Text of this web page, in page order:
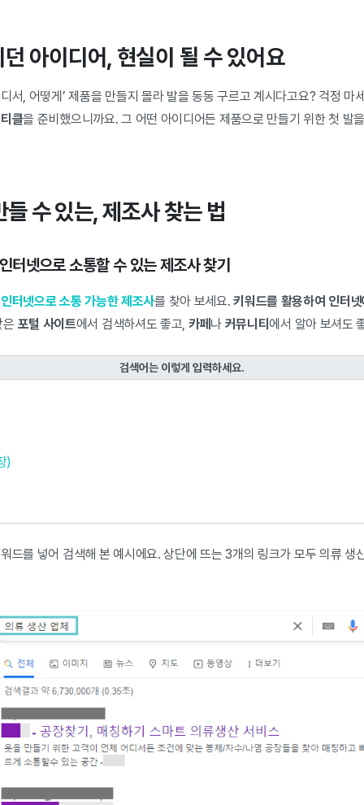
아이디어, 현실이 될 수 있어요
서, 어떻게’ 제품을 만들지 몰라 발을 동동 구르고 계시다고요? 걱정 마
클을 준비했으니까요. 그 어떤 아이디어든 제품으로 만들기 위한 첫 발
들 수 있는, 제조사 찾는 법
터넷으로 소통할 수 있는 제조사 찾기
인터넷으로 소통 가능한 제조사를 찾아 보세요.키워드를 활용하여 인터
포털 사이트에서 검색하셔도 좋고, 카페 나 커뮤니티 에서 알아 보셔도
검색어는 이렇게 입력하세요.
)
드를 넣어 검색해 본 예시에요. 상단에 뜨는 3개의 링크가 모두 의류 생